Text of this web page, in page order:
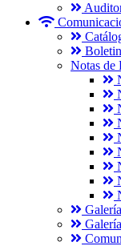
Notas de